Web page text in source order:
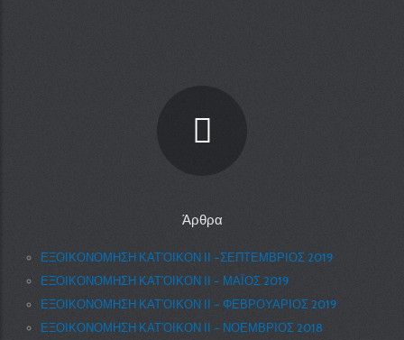
Άρθρα
ΕΞΟΙΚΟΝΟΜΗΣΗ ΚΑΤ’ΟΙΚΟΝ ΙΙ –ΣΕΠΤΕΜΒΡΙΟΣ 2019
ΕΞΟΙΚΟΝΟΜΗΣΗ ΚΑΤ’ΟΙΚΟΝ ΙΙ – ΜΑΪΟΣ 2019
ΕΞΟΙΚΟΝΟΜΗΣΗ ΚΑΤ’ΟΙΚΟΝ ΙΙ – ΦΕΒΡΟΥΑΡΙΟΣ 2019
ΕΞΟΙΚΟΝΟΜΗΣΗ ΚΑΤ’ΟΙΚΟΝ ΙΙ – ΝΟΕΜΒΡΙΟΣ 2018